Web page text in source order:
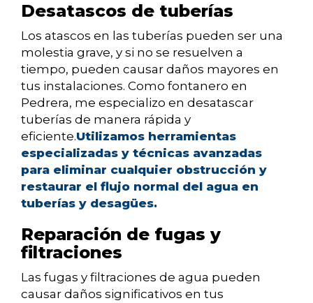
Desatascos de tuberías
Los atascos en las tuberías pueden ser una
molestia grave, y si no se resuelven a
tiempo, pueden causar daños mayores en
tus instalaciones. Como fontanero en
Pedrera, me especializo en desatascar
tuberías de manera rápida y
eficiente.Utilizamos herramientas
especializadas y técnicas avanzadas
para eliminar cualquier obstrucción y
restaurar el flujo normal del agua en
tuberías y desagües.
Reparación de fugas y
filtraciones
Las fugas y filtraciones de agua pueden
causar daños significativos en tus